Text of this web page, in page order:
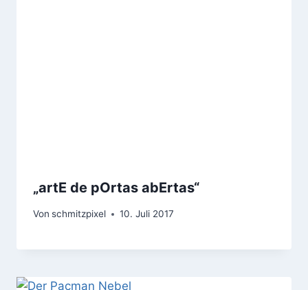
„artE de pOrtas abErtas“
Von schmitzpixel 10. Juli 2017